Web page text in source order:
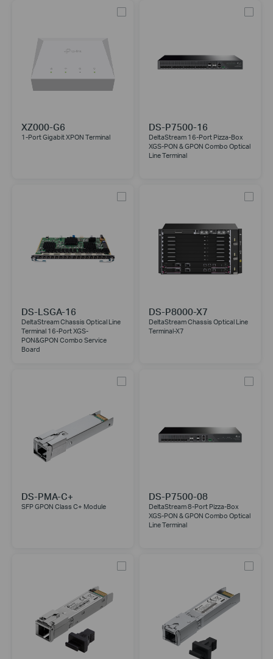
XZ000-G6
1-Port Gigabit XPON Terminal
DS-P7500-16
DeltaStream 16-Port Pizza-Box
XGS-PON & GPON Combo Optical
Line Terminal
DS-LSGA-16
DeltaStream Chassis Optical Line
Terminal 16-Port XGS-
PON&GPON Combo Service
Board
DS-P8000-X7
DeltaStream Chassis Optical Line
Terminal-X7
DS-PMA-C+
SFP GPON Class C+ Module
DS-P7500-08
DeltaStream 8-Port Pizza-Box
XGS-PON & GPON Combo Optical
Line Terminal